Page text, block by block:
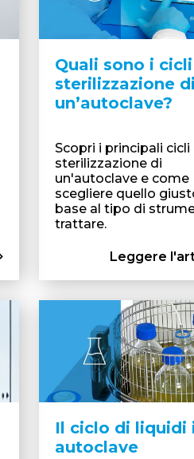
Quali sono i
sterilizzazione di
un’autoclave?
Scopri i principali cicli
sterilizzazione di
un'autoclave e come
scegliere quello
base al tipo di
trattare.
Leggere
Il ciclo di liquidi
autoclave